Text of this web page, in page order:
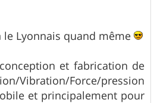
le Lyonnais quand même
et fabrication de
Vibration/Force/pression
et principalement pour